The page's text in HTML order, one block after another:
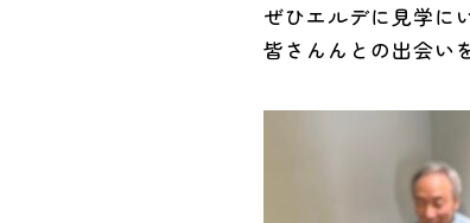
ぜひエルデに見学に
皆さんんとの出会い